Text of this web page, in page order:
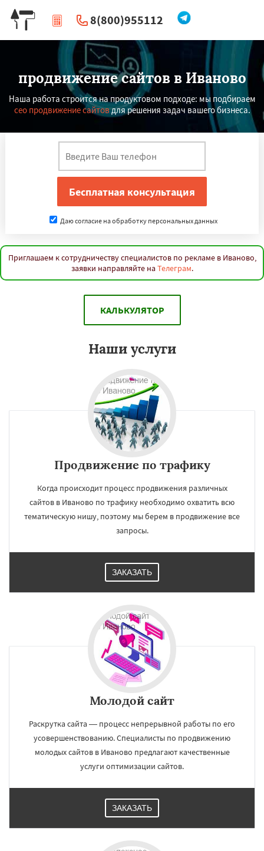
8(800)955112
| Перезвоните мне
продвижение сайтов в Иваново
Наша работа строится на продуктовом подходе: мы подбираем
сео продвижение сайтовдля решения задач вашего бизнеса.
Даю согласие на обработку персональных данных
Приглашаем к сотрудничеству специалистов по рекламе в Иваново,
заявки направляйте на Телеграм.
КАЛЬКУЛЯТОР
Наши услуги
Продвижение по трафику
Когда происходит процесс продвижения различных
сайтов в Иваново по трафику необходимо охватить всю
тематическую нишу, поэтому мы берем в продвижение все
запросы.
ЗАКАЗАТЬ
Молодой сайт
Раскрутка сайта — процесс непрерывной работы по его
усовершенствованию. Специалисты по продвижению
молодых сайтов в Иваново предлагают качественные
услуги оптимизации сайтов.
ЗАКАЗАТЬ